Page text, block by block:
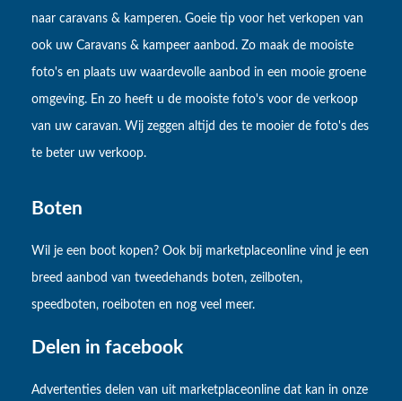
naar caravans & kamperen. Goeie tip voor het verkopen van
ook uw Caravans & kampeer aanbod. Zo maak de mooiste
foto's en plaats uw waardevolle aanbod in een mooie groene
omgeving. En zo heeft u de mooiste foto's voor de verkoop
van uw caravan. Wij zeggen altijd des te mooier de foto's des
te beter uw verkoop.
Boten
Wil je een boot kopen? Ook bij marketplaceonline vind je een
breed aanbod van tweedehands boten, zeilboten,
speedboten, roeiboten en nog veel meer.
Delen in facebook
Advertenties delen van uit marketplaceonline dat kan in onze